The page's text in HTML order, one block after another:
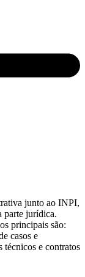
junto ao INPI,
parte jurídica.
principais são:
casos e
técnicos e contratos